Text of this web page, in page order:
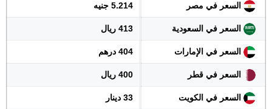
السعر في مصر 5.214 جنيه
السعر في السعودية 413 ريال
السعر في الإمارات 404 درهم
السعر في قطر 400 ريال
السعر في الكويت 33 دينار